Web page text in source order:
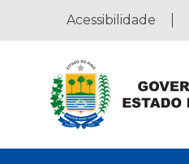
Acessibilidade